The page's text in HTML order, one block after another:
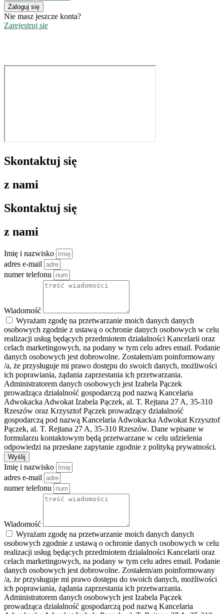
Zaloguj się
Nie masz jeszcze konta?
Zarejestruj się
Skontaktuj się
z nami
Skontaktuj się
z nami
Imię i nazwisko
adres e-mail
numer telefonu
Wiadomość
Wyrażam zgodę na przetwarzanie moich danych danych
osobowych zgodnie z ustawą o ochronie danych osobowych w celu
realizacji usług będących przedmiotem działalności Kancelarii oraz
celach marketingowych, na podany w tym celu adres email. Podanie
danych osobowych jest dobrowolne. Zostałem/am poinformowany
/a, że przysługuje mi prawo dostępu do swoich danych, możliwości
ich poprawiania, żądania zaprzestania ich przetwarzania.
Administratorem danych osobowych jest Izabela Pączek
prowadząca działalność gospodarczą pod nazwą Kancelaria
Adwokacka Adwokat Izabela Pączek, al. T. Rejtana 27 A, 35-310
Rzeszów oraz Krzysztof Pączek prowadzący działalność
gospodarczą pod nazwą Kancelaria Adwokacka Adwokat Krzysztof
Pączek, al. T. Rejtana 27 A, 35-310 Rzeszów. Dane wpisane w
formularzu kontaktowym będą przetwarzane w celu udzielenia
odpowiedzi na przesłane zapytanie zgodnie z polityką prywatności.
Wyślij
Imię i nazwisko
adres e-mail
numer telefonu
Wiadomość
Wyrażam zgodę na przetwarzanie moich danych danych
osobowych zgodnie z ustawą o ochronie danych osobowych w celu
realizacji usług będących przedmiotem działalności Kancelarii oraz
celach marketingowych, na podany w tym celu adres email. Podanie
danych osobowych jest dobrowolne. Zostałem/am poinformowany
/a, że przysługuje mi prawo dostępu do swoich danych, możliwości
ich poprawiania, żądania zaprzestania ich przetwarzania.
Administratorem danych osobowych jest Izabela Pączek
prowadząca działalność gospodarczą pod nazwą Kancelaria